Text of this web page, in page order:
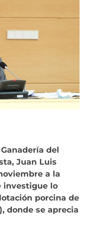
del
Juan Luis
a la
investigue lo
porcina de
donde se aprecia